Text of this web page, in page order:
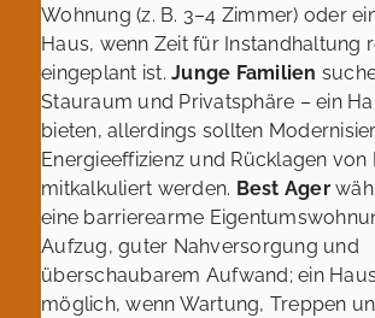
Wohnung (z. B. 3–4 Zimmer) oder
Haus, wenn Zeit für Instandhaltung
eingeplant ist.Junge Familien
Stauraum und Privatsphäre – ein
bieten, allerdings sollten
Energieeffizienz und Rücklagen von
mitkalkuliert werden. Best Ager
eine barrierearme
Aufzug, guter Nahversorgung und
überschaubarem Aufwand; ein
möglich, wenn Wartung, Treppen